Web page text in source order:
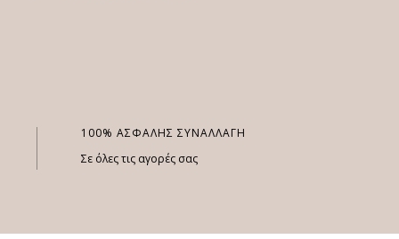
100% ΑΣΦΑΛΗΣ ΣΥΝΑΛΛΑΓΗ
Σε όλες τις αγορές σας